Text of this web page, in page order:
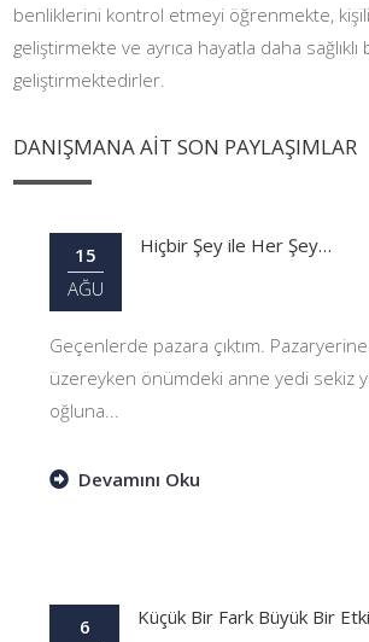
benliklerini kontrol etmeyi öğrenmekte,
geliştirmekte ve ayrıca hayatla daha sağlıklı
geliştirmektedirler.
DANIŞMANA AİT SON PAYLAŞIMLAR
15
AĞU
Hiçbir Şey ile Her Şey…
Geçenlerde pazara çıktım.
üzereyken önümdeki anne yedi sekiz
oğluna...
Devamını Oku
6
Küçük Bir Fark Büyük Bir Etki